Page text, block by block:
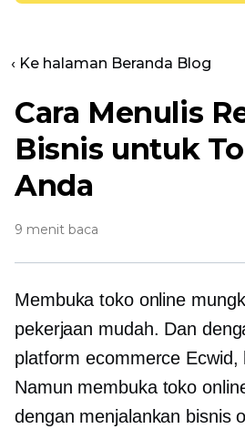
‹ Ke halaman Beranda Blog
Cara Menulis
Bisnis untuk
Anda
9 menit baca
Membuka toko online
pekerjaan mudah. Dan
platform ecommerce Ecwid,
Namun membuka toko
dengan menjalankan bisnis